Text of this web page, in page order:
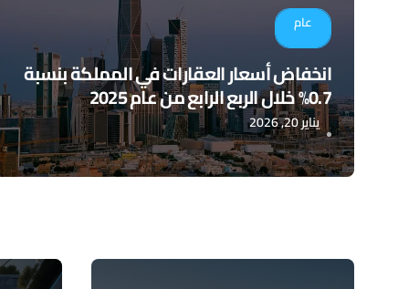
عام
انخفاض أسعار العقارات في المملكة بنسبة
0.7% خلال الربع الرابع من عام 2025
يناير 20, 2026